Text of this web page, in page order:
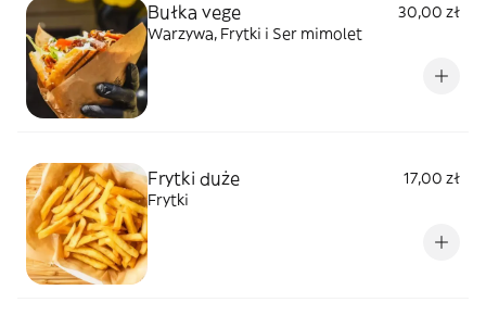
Bułka vege
30,00 zł
Warzywa, Frytki i Ser mimolet
Frytki duże
17,00 zł
Frytki